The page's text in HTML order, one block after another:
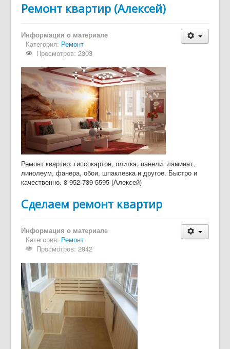
Ремонт квартир (Алексей)
Информация о материале
Категория: Ремонт
Просмотров: 2803
Ремонт квартир: гипсокартон, плитка, панели, ламинат,
линолеум, фанера, обои, шпаклевка и другое. Быстро и
качественно. 8-952-739-5595 (Алексей)
Сделаем ремонт квартир
Информация о материале
Категория: Ремонт
Просмотров: 2942